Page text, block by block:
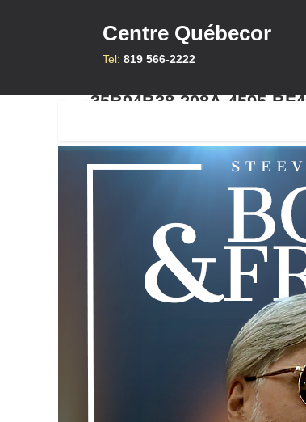
Centre Québecor
Tel: 819 566-2222
35B94B38-208A-4595-